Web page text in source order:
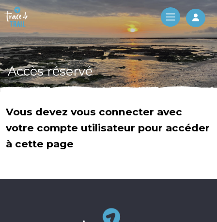
Log
Accès réservé
Vous devez vous connecter avec
votre compte utilisateur pour accéder
à cette page